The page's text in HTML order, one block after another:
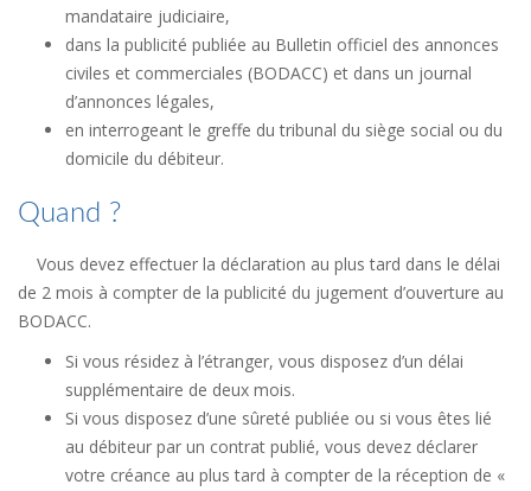
mandataire judiciaire,
dans la publicité publiée au Bulletin officiel des annonces
civiles et commerciales (BODACC) et dans un journal
d’annonces légales,
en interrogeant le greffe du tribunal du siège social ou du
domicile du débiteur.
Quand ?
Vous devez effectuer la déclaration au plus tard dans le délai
de 2 mois à compter de la publicité du jugement d’ouverture au
BODACC.
Si vous résidez à l’étranger, vous disposez d’un délai
supplémentaire de deux mois.
Si vous disposez d’une sûreté publiée ou si vous êtes lié
au débiteur par un contrat publié, vous devez déclarer
votre créance au plus tard à compter de la réception de «